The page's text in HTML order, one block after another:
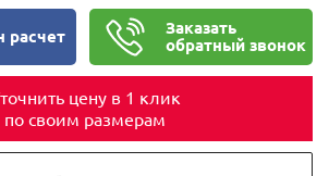
расчет
Заказать
обратный звонок
цену в 1 клик
по своим размерам